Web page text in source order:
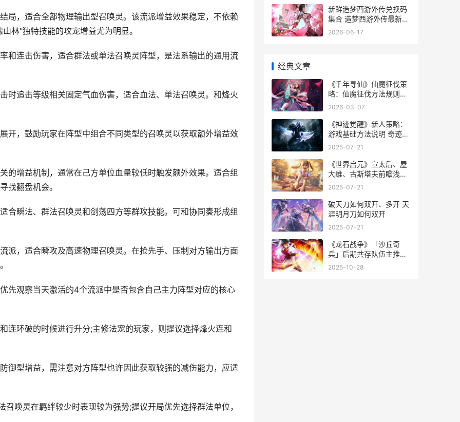
，适合全部物理输出型召唤灵。该流派增益效果稳定，不依赖
林"独特技能的攻宠增益尤为明显。
连击伤害，适合群法或单法召唤灵阵型，是法系输出的通用流
追击等级相关固定气血伤害，适合血法、单法召唤灵。和烽火
，鼓励玩家在阵型中组合不同类型的召唤灵以获取额外增益效
增益机制，通常在己方单位血量较低时触发额外效果。适合组
找翻盘机会。
瞬法、群法召唤灵和剑荡四方等群攻技能。可和协同奏形成组
，适合瞬攻及高速物理召唤灵。在抢先手、压制对方输出方面
观察当天激活的4个流派中是否包含自己主力阵型对应的核心
环破的时候进行升分;主修法宠的玩家，则提议选择烽火连和
型增益，需注意对方阵型也许因此获取较强的减伤能力，应适
灵在羁绊较少时表现较为强势;提议开局优先选择群法单位，
新鲜造梦西游外传兑换码
集合 造梦西游外传最新公
告
2026-06-17
经典文章
《千年寻仙》仙魔征伐策
略：仙魔征伐方法规则详
细解答 千年寻觅
2026-03-07
《神迹觉醒》新人策略：
游戏基础方法说明 奇迹觉
醒神龛是什么
2025-07-21
《世界启元》宣太后、屋
大维、古斯塔夫前瞻浅析
及阵型主推 启元世界 创
2025-07-21
破天刀如何双开、多开 天
涯明月刀如何双开
2025-07-21
《龙石战争》「沙丘奇
兵」后期共存队伍主推之
强力对空流 龙战争手游
2025-10-28